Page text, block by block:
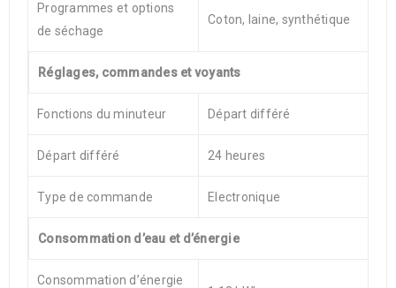
Programmes et options
de séchage
Coton, laine, synthétique
Réglages, commandes et voyants
Fonctions du minuteur Départ différé
Départ différé 24 heures
Type de commande Electronique
Consommation d’eau et d’énergie
Consommation d’énergie